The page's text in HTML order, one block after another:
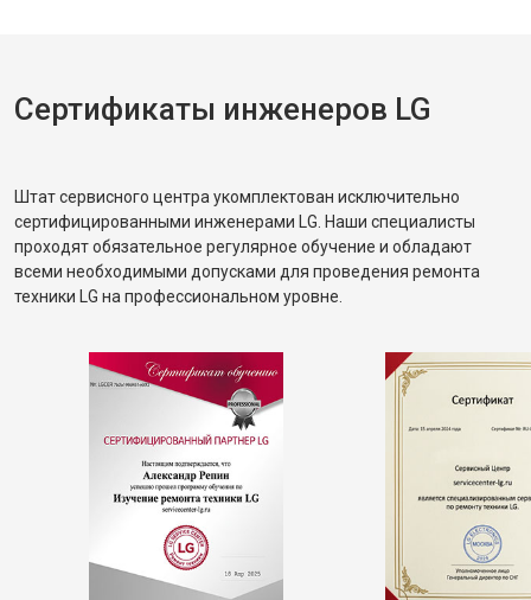
Сертификаты инженеров LG
Штат сервисного центра укомплектован исключительно
сертифицированными инженерами LG. Наши специалисты
проходят обязательное регулярное обучение и обладают
всеми необходимыми допусками для проведения ремонта
техники LG на профессиональном уровне.